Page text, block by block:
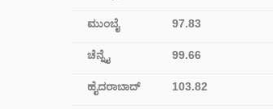
ಮುಂಬೈ 97.83
ಚೆನ್ನೈ 99.66
ಹೈದರಾಬಾದ್ 103.82